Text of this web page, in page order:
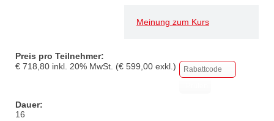
Meinung zum Kurs
Preis pro Teilnehmer:
€ 718,80 inkl. 20% MwSt. (€ 599,00 exkl.)
Dauer:
16